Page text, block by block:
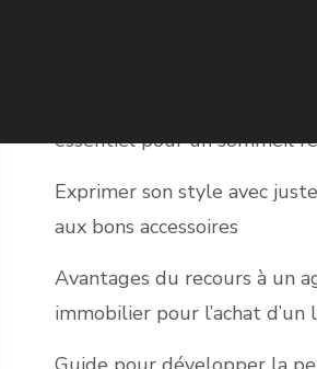
essentiel pour un sommeil
Exprimer son style avec
aux bons accessoires
Avantages du recours à un
immobilier pour l’achat